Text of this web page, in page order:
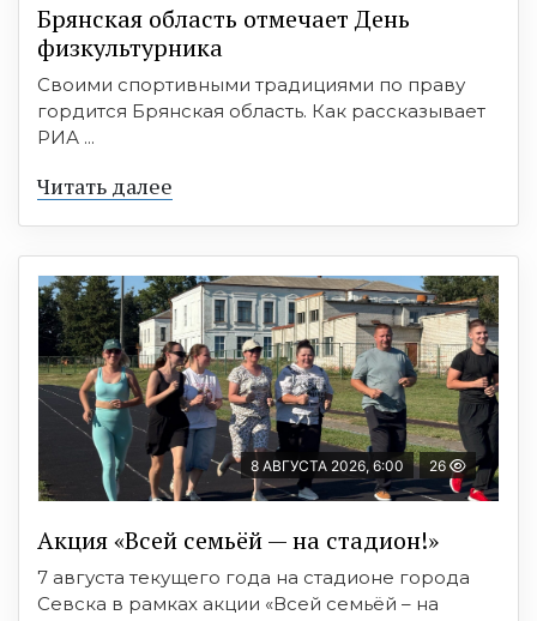
Брянская область отмечает День
физкультурника
Своими спортивными традициями по праву
гордится Брянская область. Как рассказывает
РИА ...
Читать далее
8 АВГУСТА 2026, 6:00 26
Акция «Всей семьёй — на стадион!»
7 августа текущего года на стадионе города
Севска в рамках акции «Всей семьёй – на